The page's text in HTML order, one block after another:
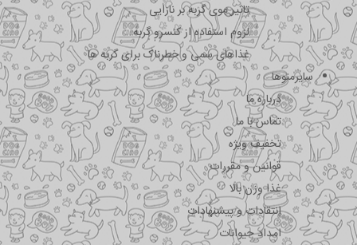
تاثیر موی گربه بر نازایی
لزوم استفاده از کنسرو گربه
غذاهای سمی و خطرناک برای گربه ها
سایرمنوها
درباره ما
تماس با ما
تخفیف ویژه
قوانین و مقررات
غذا وزن بالا
انتقادات و پیشنهادات
امداد حیوانات